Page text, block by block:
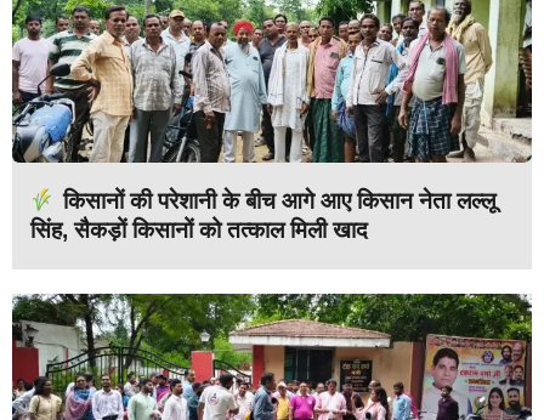
किसानों की परेशानी के बीच आगे आए किसान नेता लल्लू
सिंह, सैकड़ों किसानों को तत्काल मिली खाद